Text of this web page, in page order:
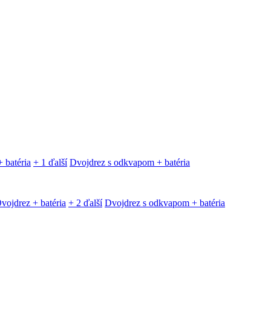
batéria + 1 ďalší Dvojdrez s odkvapom + batéria
+ batéria + 2 ďalší Dvojdrez s odkvapom + batéria